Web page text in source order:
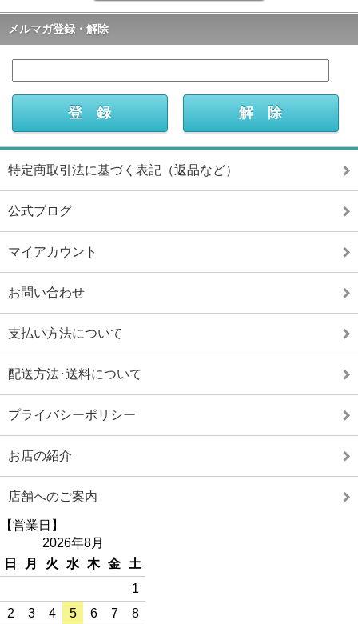
メルマガ登録・解除
特定商取引法に基づく表記（返品など）
公式ブログ
マイアカウント
お問い合わせ
支払い方法について
配送方法･送料について
プライバシーポリシー
お店の紹介
店舗へのご案内
【営業日】
2026年8月
日
月 火 水 木 金
土
1
2
3 4 5 6 7
8